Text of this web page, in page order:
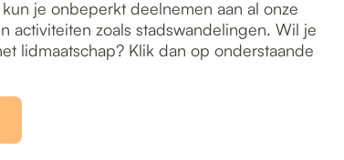
je onbeperkt deelnemen aan al onze
activiteiten zoals stadswandelingen. Wil je
lidmaatschap? Klik dan op onderstaande